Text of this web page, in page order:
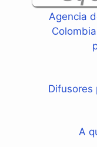
Agencia
Difusores
A